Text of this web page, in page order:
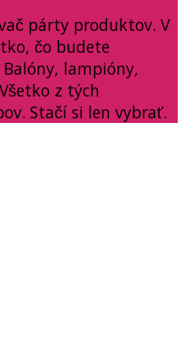
párty produktov. V
čo budete
lampióny,
z tých
Stačí si len vybrať.